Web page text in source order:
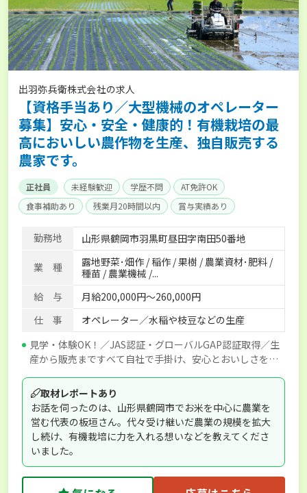
出羽弥兵衛株式会社の求人
【資格手当あり／大型機械のオペレーター
募集】安心・安全・健康的！有機栽培の最
高においしい農作物を生産、独自販売する
農家です。
正社員 未経験歓迎 学歴不問
AT免許OK
食事補助あり
残業月20時間以内
賞与実績あり
独立支援可能 社会保険完備
勤務地 山形県鶴岡市羽黒町昼田字南田50番地
業 種
露地野菜･畑作 / 稲作 / 果樹 / 農業資材･肥料 /
種苗 / 農業機械 /...
給 与
月給200,000円～260,000円
仕 事
オペレーター／水稲や枝豆などの生産
見学・体験OK！／JAS認証・グローバルGAP認証取得／生
産から販売まですべて自社で手掛け、安心とおいしさをお
取材レポートあり
お話を伺ったのは、山形県鶴岡市でお米を中心に農業を
営む代表の板垣さん。代々受け継いだ農業の規模を拡大
し続け、有機栽培に力を入れる想いなどを教えてくださ
いました。